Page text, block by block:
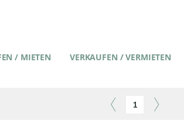
/ MIETEN VERKAUFEN / VERMIETEN
1